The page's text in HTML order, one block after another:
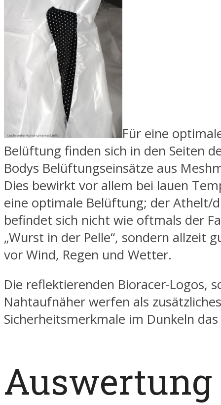
Für eine
Belüftung finden sich in den Seiten
Bodys Belüftungseinsätze aus
Dies bewirkt vor allem bei lauen
eine optimale Belüftung; der Athelt/
befindet sich nicht wie oftmals der
„Wurst in der Pelle“, sondern allzeit
vor Wind, Regen und Wetter.
Die reflektierenden Bioracer-Logos,
Nahtaufnäher werfen als zusätzliches
Sicherheitsmerkmale im Dunkeln
Auswertung